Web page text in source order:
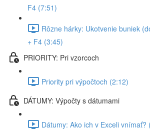
F4 (7:51)
Rôzne hárky: Ukotvenie buniek
+ F4 (3:45)
PRIORITY: Pri vzorcoch
Priority pri výpočtoch (2:12)
DÁTUMY: Výpočty s dátumami
Dátumy: Ako ich v Exceli vnímať?